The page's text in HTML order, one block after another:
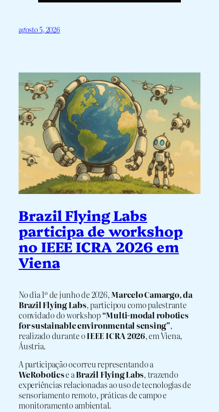
agosto 5, 2026
Brazil Flying Labs
participa de workshop
no IEEE ICRA 2026 em
Viena
No dia 1º de junho de 2026,Marcelo Camargo, da
Brazil Flying Labs, participou como palestrante
convidado do workshop“Multi-modal robotics
for sustainable environmental sensing”,
realizado durante oIEEE ICRA 2026, em Viena,
Áustria.
A participação ocorreu representando a
WeRoboticse aBrazil Flying Labs, trazendo
experiências relacionadas ao uso de tecnologias de
sensoriamento remoto, práticas de campo e
monitoramento ambiental.